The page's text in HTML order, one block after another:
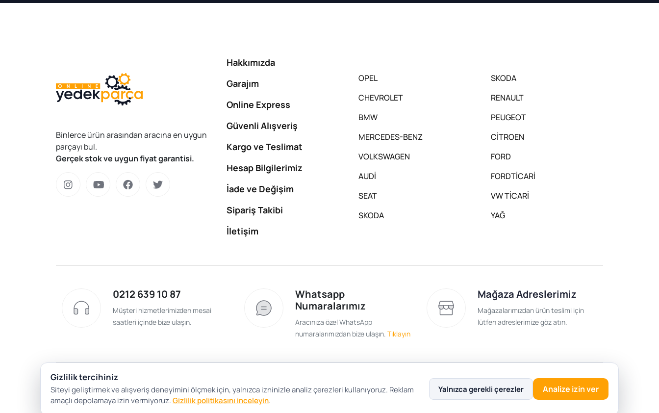
Binlerce ürün arasından aracına en uygun
parçayı bul.
Gerçek stok ve uygun fiyat garantisi.
Hakkımızda
Garajım
Online Express
Güvenli Alışveriş
Kargo ve Teslimat
Hesap Bilgilerimiz
İade ve Değişim
Sipariş Takibi
İletişim
OPEL
CHEVROLET
BMW
MERCEDES-BENZ
VOLKSWAGEN
AUDİ
SEAT
SKODA
SKODA
RENAULT
PEUGEOT
CİTROEN
FORD
FORDTİCARİ
VW TİCARİ
YAĞ
0212 639 10 87
Müşteri hizmetlerimizden mesai
saatleri içinde bize ulaşın.
Whatsapp
Numaralarımız
Aracınıza özel WhatsApp
numaralarımızdan bize ulaşın. Tıklayın
Mağaza Adreslerimiz
Mağazalarımızdan ürün teslimi için
lütfen adreslerimize göz atın.
Gizlilik Politikası
Gizlilik tercihiniz
Siteyi geliştirmek ve alışveriş deneyimini ölçmek için, yalnızca izninizle analiz çerezleri kullanıyoruz. Reklam
amaçlı depolamaya izin vermiyoruz.Gizlilik politikasını inceleyin.
Yalnızca gerekli çerezler Analize izin ver